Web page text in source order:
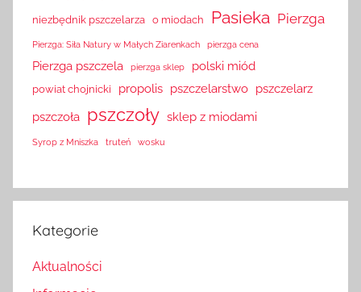
niezbędnik pszczelarza o miodach Pasieka Pierzga
Pierzga: Siła Natury w Małych Ziarenkach pierzga cena
Pierzga pszczela pierzga sklep polski miód
powiat chojnicki propolis pszczelarstwo pszczelarz
pszczoła pszczoły sklep z miodami
Syrop z Mniszka truteń wosku
Kategorie
Aktualności